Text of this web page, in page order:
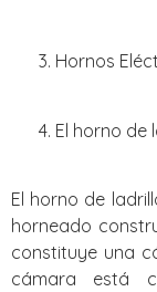
Hornos
El horno de
El horno de
horneado
constituye una
cámara está